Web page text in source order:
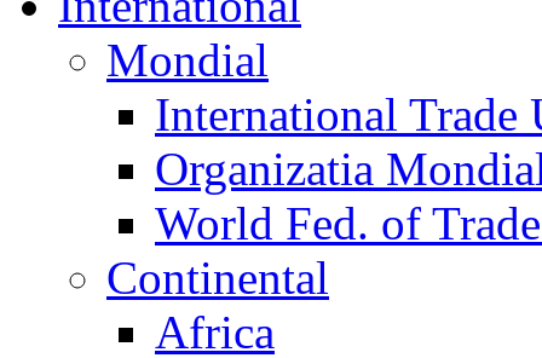
Mondial
International Trade
Organizatia
World Fed. of
Continental
Africa